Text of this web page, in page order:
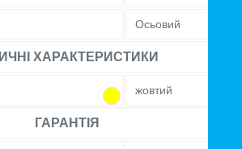
Осьовий
ХАРАКТЕРИСТИКИ
жовтий
ГАРАНТІЯ